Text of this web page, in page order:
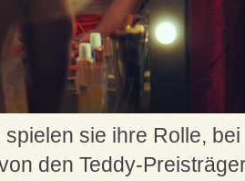
spielen sie ihre Rolle,
den Teddy-